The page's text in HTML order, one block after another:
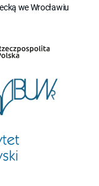
we Wrocławiu